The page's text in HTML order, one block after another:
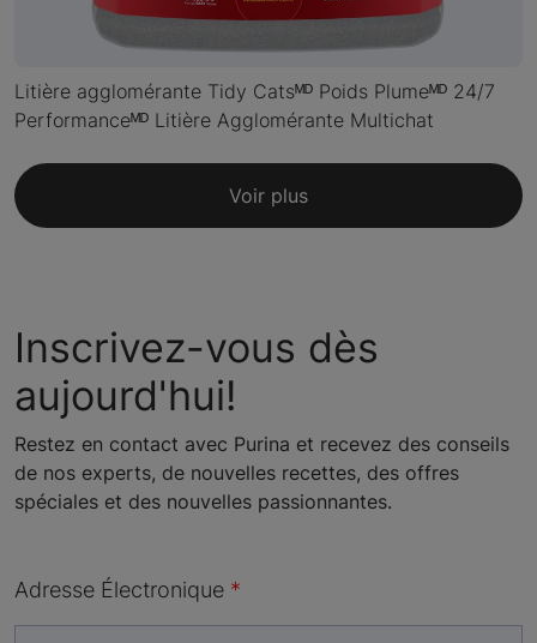
Litière agglomérante Tidy Catsᴹᴰ Poids Plumeᴹᴰ 24/7
Performanceᴹᴰ Litière Agglomérante Multichat
Voir plus
Inscrivez-vous dès
aujourd'hui!
Restez en contact avec Purina et recevez des conseils
de nos experts, de nouvelles recettes, des offres
spéciales et des nouvelles passionnantes.
Adresse Électronique